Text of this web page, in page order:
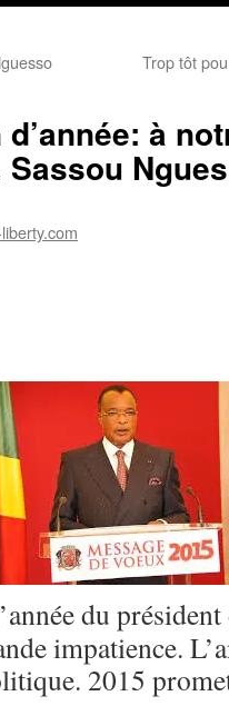
Trop tôt
à
du
impatience.
2015